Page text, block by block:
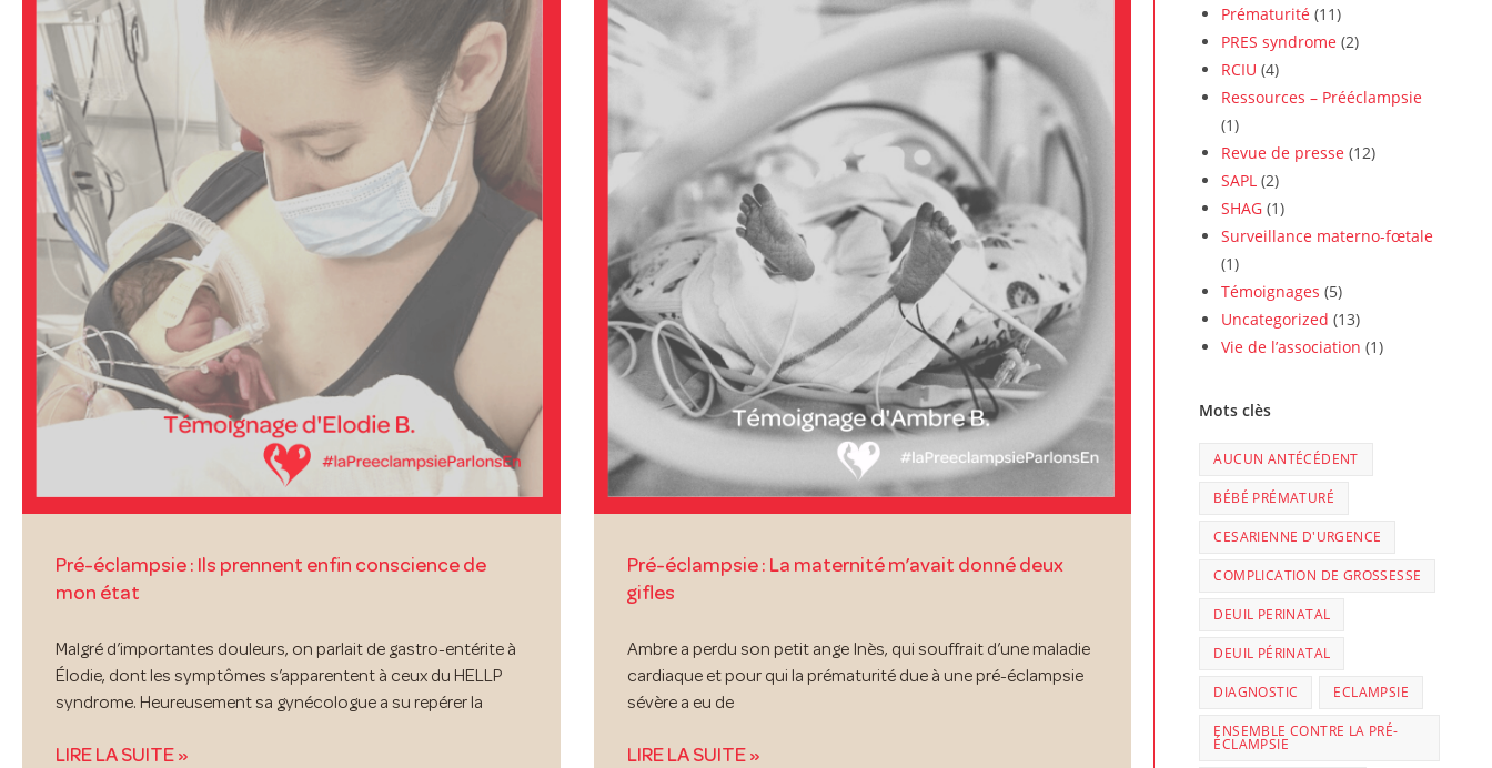
Pré-éclampsie : Ils prennent enfin conscience de
mon état
Malgré d’importantes douleurs, on parlait de gastro-entérite à
Élodie, dont les symptômes s’apparentent à ceux du HELLP
syndrome. Heureusement sa gynécologue a su repérer la
LIRE LA SUITE »
Pré-éclampsie : La maternité m’avait donné deux
gifles
Ambre a perdu son petit ange Inès, qui souffrait d’une maladie
cardiaque et pour qui la prématurité due à une pré-éclampsie
sévère a eu de
LIRE LA SUITE »
Prématurité (11)
PRES syndrome (2)
RCIU (4)
Ressources – Prééclampsie
(1)
Revue de presse (12)
SAPL (2)
SHAG (1)
Surveillance materno-fœtale
(1)
Témoignages (5)
Uncategorized (13)
Vie de l’association (1)
Mots clès
AUCUN ANTÉCÉDENT
BÉBÉ PRÉMATURÉ
CESARIENNE D'URGENCE
COMPLICATION DE GROSSESSE
DEUIL PERINATAL
DEUIL PÉRINATAL
DIAGNOSTIC ECLAMPSIE
ENSEMBLE CONTRE LA PRÉ-
ÉCLAMPSIE